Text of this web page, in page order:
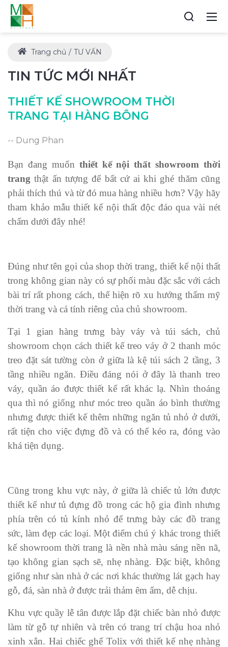
Trang chủ TƯ VẤN
TIN TỨC MỚI NHẤT
THIẾT KẾ SHOWROOM THỜI
TRANG TẠI HÀNG BÔNG
-- Dung Phan
Bạn đang muốn thiết kế nội thất showroom thời
trang thật ấn tượng để bất cứ ai khi ghé thăm cũng
phải thích thú và từ đó mua hàng nhiều hơn? Vậy hãy
tham khảo mẫu thiết kế nội thất độc đáo qua vài nét
chấm dưới đây nhé!
Đúng như tên gọi của shop thời trang, thiết kế nội thất
trong không gian này có sự phối màu đặc sắc với cách
bài trí rất phong cách, thể hiện rõ xu hướng thẩm mỹ
thời trang và cá tính riêng của chủ showroom.
Tại 1 gian hàng trưng bày váy và túi sách, chủ
showroom chọn cách thiết kế treo váy ở 2 thanh móc
treo đặt sát tường còn ở giữa là kệ túi sách 2 tầng, 3
tầng nhiều ngăn. Điều đáng nói ở đây là thanh treo
váy, quần áo được thiết kế rất khác lạ. Nhìn thoáng
qua thì nó giống như móc treo quần áo bình thường
nhưng được thiết kế thêm những ngăn tủ nhỏ ở dưới,
rất tiện cho việc đựng đồ và có thể kéo ra, đóng vào
khá tiện dụng.
Cũng trong khu vực này, ở giữa là chiếc tủ lớn được
thiết kế như tủ đựng đồ trong các hộ gia đình nhưng
phía trên có tủ kính nhỏ để trưng bày các đồ trang
sức, làm đẹp các loại. Một điểm chú ý khác trong thiết
kế showroom thời trang là nền nhà màu sáng nền nã,
tạo không gian sạch sẽ, nhẹ nhàng. Đặc biệt, không
giống như sàn nhà ở các nơi khác thường lát gạch hay
gỗ, đá, sàn nhà ở được trải thảm êm ấm, dễ chịu.
Khu vực quầy lễ tân được lắp đặt chiếc bàn nhỏ được
làm từ gỗ tự nhiên và trên có trang trí chậu hoa nhỏ
xinh xắn. Hai chiếc ghế Tolix với thiết kế nhẹ nhàng